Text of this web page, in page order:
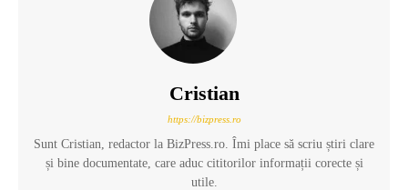
Cristian
https://bizpress.ro
Sunt Cristian, redactor la BizPress.ro. Îmi place să scriu știri clare
și bine documentate, care aduc cititorilor informații corecte și
utile.